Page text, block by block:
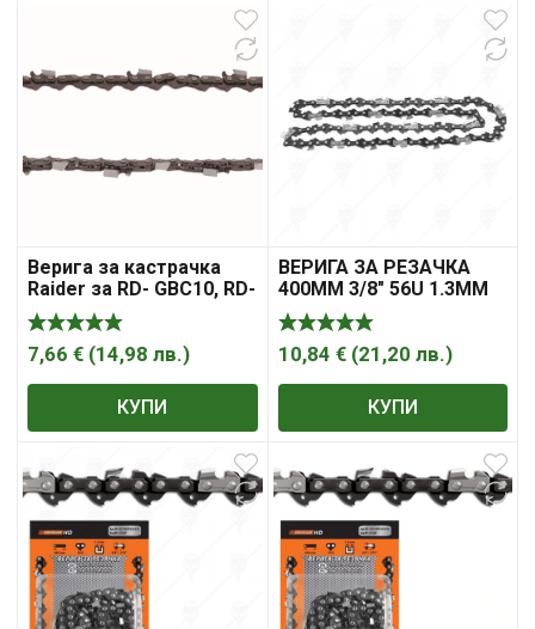
Верига за кастрачка
Raider за RD- GBC10, RD-
GBC11, RD- GBC20
7,66 € (14,98 лв.)
КУПИ
ВЕРИГА ЗА РЕЗАЧКА
400MM 3/8″ 56U 1.3ММ
PREMIUM
10,84 € (21,20 лв.)
КУПИ